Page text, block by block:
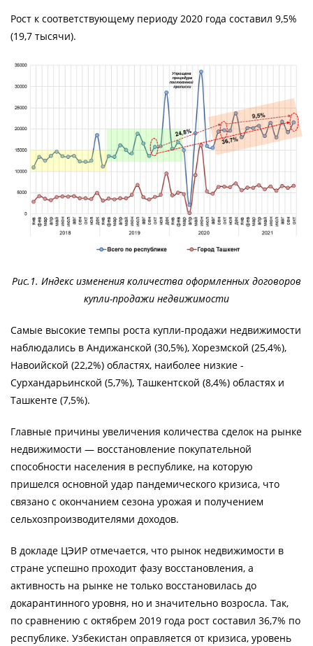
Рост к соответствующему периоду 2020 года составил 9,5%
(19,7 тысячи).
Рис.1. Индекс изменения количества оформленных договоров
купли-продажи недвижимости
Самые высокие темпы роста купли-продажи недвижимости
наблюдались в Андижанской (30,5%), Хорезмской (25,4%),
Навоийской (22,2%) областях, наиболее низкие -
Сурхандарьинской (5,7%), Ташкентской (8,4%) областях и
Ташкенте (7,5%).
Главные причины увеличения количества сделок на рынке
недвижимости — восстановление покупательной
способности населения в республике, на которую
пришелся основной удар пандемического кризиса, что
связано с окончанием сезона урожая и получением
сельхозпроизводителями доходов.
В докладе ЦЭИР отмечается, что рынок недвижимости в
стране успешно проходит фазу восстановления, а
активность на рынке не только восстановилась до
докарантинного уровня, но и значительно возросла. Так,
по сравнению с октябрем 2019 года рост составил 36,7% по
республике. Узбекистан оправляется от кризиса, уровень